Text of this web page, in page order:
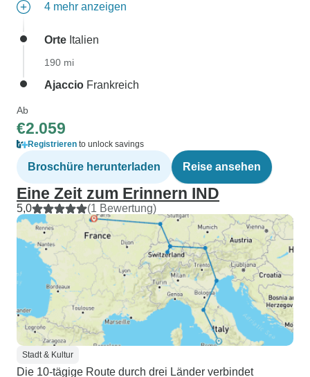
4 mehr anzeigen
Orte Italien
190 mi
Ajaccio Frankreich
Ab
€2.059
Registrieren to unlock savings
Broschüre herunterladen Reise ansehen
Eine Zeit zum Erinnern IND
5,0 (1 Bewertung)
Stadt & Kultur
Die 10-tägige Route durch drei Länder verbindet